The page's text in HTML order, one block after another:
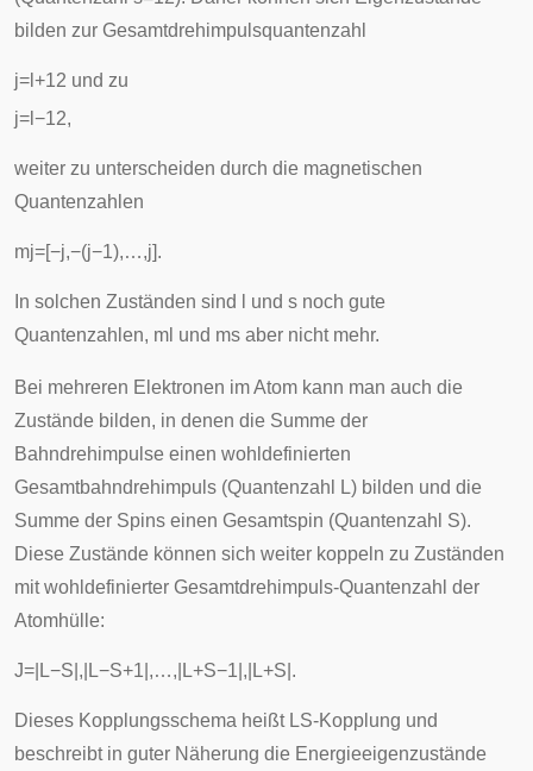
bilden zur Gesamtdrehimpulsquantenzahl
j= +12 und zu
j= −12,
weiter zu unterscheiden durch die magnetischen
Quantenzahlen
mj=[−j,−(j−1),…,j].
In solchen Zuständen sind und s noch gute
Quantenzahlen, m und ms aber nicht mehr.
Bei mehreren Elektronen im Atom kann man auch die
Zustände bilden, in denen die Summe der
Bahndrehimpulse einen wohldefinierten
Gesamtbahndrehimpuls (Quantenzahl
L) bilden und die
Summe der Spins einen Gesamtspin (Quantenzahl S).
Diese Zustände können sich weiter koppeln zu Zuständen
mit wohldefinierter Gesamtdrehimpuls-Quantenzahl der
Atomhülle:
J= L−S , L−S+1 ,…, L+S−1 , L+S .
Dieses Kopplungsschema heißt LS-Kopplung und
beschreibt in guter Näherung die Energieeigenzustände